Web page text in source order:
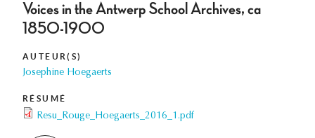
Voices in the Antwerp School Archives, ca
1850-1900
AUTEUR(S)
Josephine Hoegaerts
RÉSUMÉ
Resu_Rouge_Hoegaerts_2016_1.pdf